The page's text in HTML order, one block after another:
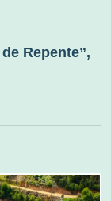
Repente”,